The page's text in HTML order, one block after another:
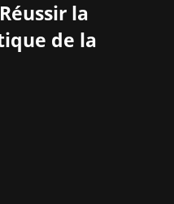
la
de la